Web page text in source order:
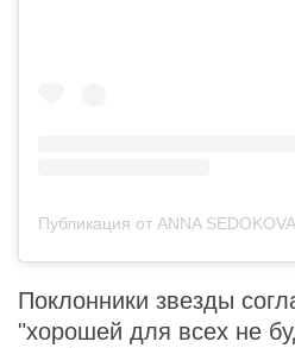
Публикация от ANNA
Поклонники звезды
"хорошей для всех не